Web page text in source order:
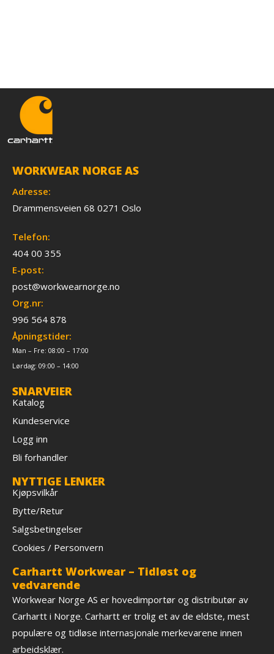
WORKWEAR NORGE AS
Adresse:
Drammensveien 68 0271 Oslo
Telefon:
404 00 355
E-post:
post@workwearnorge.no
Org.nr:
996 564 878
Åpningstider:
Man – Fre: 08:00 – 17:00
Lørdag: 09:00 – 14:00
SNARVEIER
Katalog
Kundeservice
Logg inn
Bli forhandler
NYTTIGE LENKER
Kjøpsvilkår
Bytte/Retur
Salgsbetingelser
Cookies / Personvern
Carhartt Workwear – Tidløst og
vedvarende
Workwear Norge AS er hovedimportør og distributør av
Carhartt i Norge. Carhartt er trolig et av de eldste, mest
populære og tidløse internasjonale merkevarene innen
arbeidsklær.